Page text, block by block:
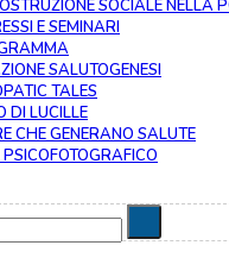
SOCIALE NELLA
E SEMINARI
SALUTOGENESI
TALES
DI LUCILLE
CHE GENERANO SALUTE